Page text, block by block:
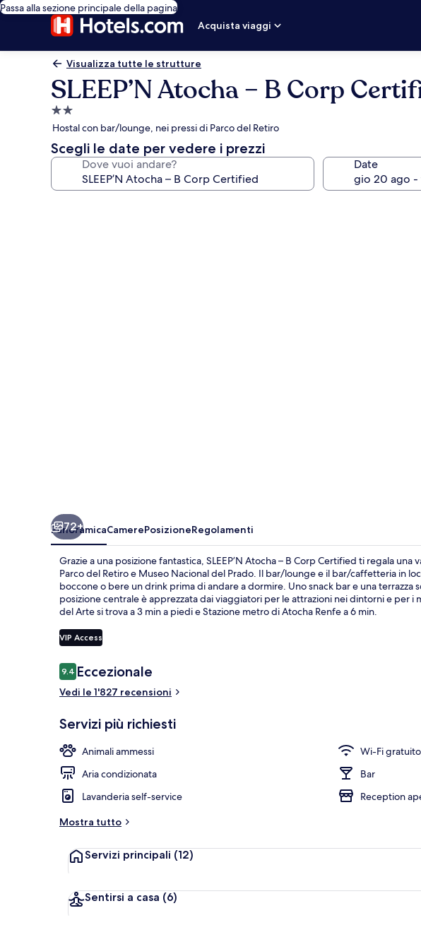
Passa alla sezione principale della pagina
Acquista viaggi
Visualizza tutte le strutture
SLEEP’N Atocha – B Corp
Struttura
a
2.0
stelle
Hostal con bar/lounge, nei pressi di Parco del Retiro
Scegli le date per vedere i prezzi
Dove vuoi andare? Date
72+
PanoramicaCamerePosizioneRegolamenti
Grazie a una posizione fantastica, SLEEP’N Atocha – B Corp Certified ti regala una
Parco del Retiro e Museo Nacional del Prado. Il bar/lounge e il bar/caffetteria in
boccone o bere un drink prima di andare a dormire. Uno snack bar e una terrazza
posizione centrale è apprezzata dai viaggiatori per le attrazioni nei dintorni e per i
del Arte si trova a 3 min a piedi e Stazione metro di Atocha Renfe a 6 min.
VIP Access
Recensioni
9.49.4 su 10
Eccezionale
Vedi le 1'827 recensioni
Servizi più richiesti
Animali ammessi
Wi-Fi gratuito
Aria condizionata
Bar
Lavanderia self-service
Reception
Mostra tutto
Servizi principali (12)
Sentirsi a casa (6)